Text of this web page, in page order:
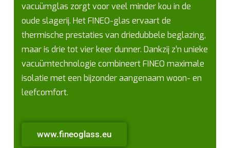
vacuümglas zorgt voor veel minder kou in de
oude slagerij. Het FINEO-glas ervaart de
thermische prestaties van driedubbele beglazing,
maar is drie tot vier keer dunner. Dankzij z’n unieke
vacuümtechnologie combineert FINEO maximale
isolatie met een bijzonder aangenaam woon- en
leefcomfort.
www.fineoglass.eu